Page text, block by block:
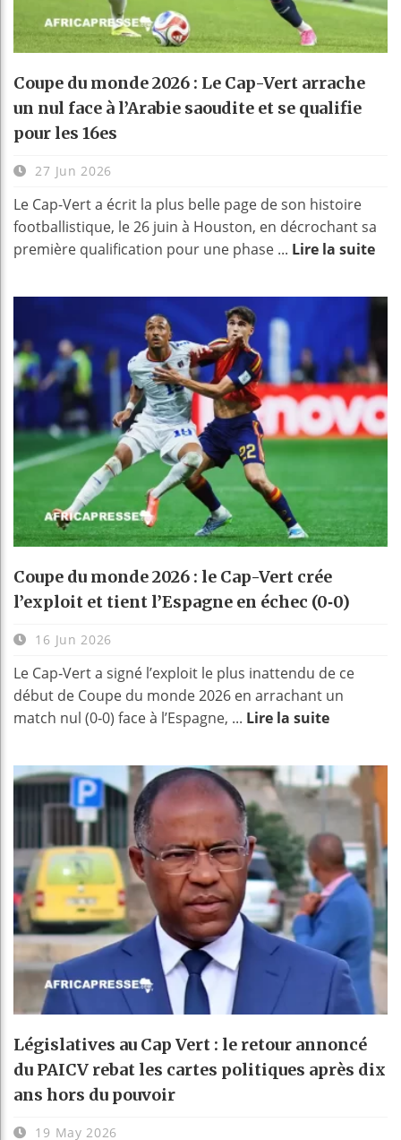
Coupe du monde 2026 : Le Cap-Vert arrache
un nul face à l’Arabie saoudite et se qualifie
pour les 16es
27 Jun 2026
Le Cap-Vert a écrit la plus belle page de son histoire
footballistique, le 26 juin à Houston, en décrochant sa
première qualification pour une phase ... Lire la suite
Coupe du monde 2026 : le Cap-Vert crée
l’exploit et tient l’Espagne en échec (0‑0)
16 Jun 2026
Le Cap‑Vert a signé l’exploit le plus inattendu de ce
début de Coupe du monde 2026 en arrachant un
match nul (0‑0) face à l’Espagne, ... Lire la suite
Législatives au Cap Vert : le retour annoncé
du PAICV rebat les cartes politiques après dix
ans hors du pouvoir
19 May 2026